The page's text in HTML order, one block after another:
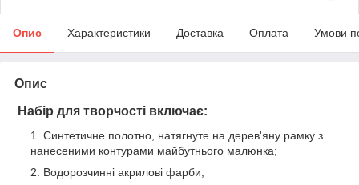
Опис Характеристики Доставка Оплата Умови
Опис
Набір для творчості включає:
Синтетичне полотно, натягнуте на дерев'яну рамку з
нанесеними контурами майбутнього малюнка;
Водорозчинні акрилові фарби;